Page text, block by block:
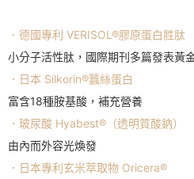
．德國專利 VERISOL®膠原蛋白胜肽
小分子活性肽，國際期刊多篇發表黃
．日本 Silkorin®蠶絲蛋白
富含18種胺基酸，補充營養
．玻尿酸 Hyabest®（透明質酸鈉）
由內而外容光煥發
．日本專利玄米萃取物 Oricera®